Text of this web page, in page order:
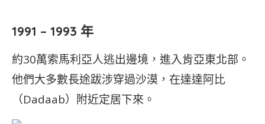
1991 – 1993 年
約30萬索馬利亞人逃出邊境，進入肯亞東北部。
他們大多數長途跋涉穿過沙漠，在達達阿比
（Dadaab）附近定居下來。